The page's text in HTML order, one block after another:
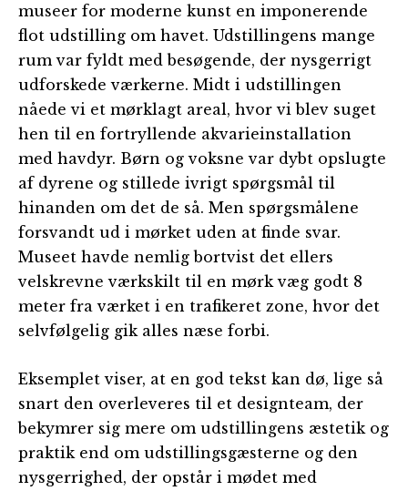
museer for moderne kunst en imponerende
flot udstilling om havet. Udstillingens mange
rum var fyldt med besøgende, der nysgerrigt
udforskede værkerne. Midt i udstillingen
nåede vi et mørklagt areal, hvor vi blev suget
hen til en fortryllende akvarieinstallation
med havdyr. Børn og voksne var dybt opslugte
af dyrene og stillede ivrigt spørgsmål til
hinanden om det de så. Men spørgsmålene
forsvandt ud i mørket uden at finde svar.
Museet havde nemlig bortvist det ellers
velskrevne værkskilt til en mørk væg godt 8
meter fra værket i en trafikeret zone, hvor det
selvfølgelig gik alles næse forbi.
Eksemplet viser, at en god tekst kan dø, lige så
snart den overleveres til et designteam, der
bekymrer sig mere om udstillingens æstetik og
praktik end om udstillingsgæsterne og den
nysgerrighed, der opstår i mødet med